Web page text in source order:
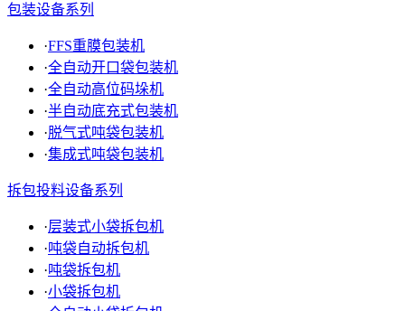
包装设备系列
·FFS重膜包装机
·全自动开口袋包装机
·全自动高位码垛机
·半自动底充式包装机
·脱气式吨袋包装机
·集成式吨袋包装机
拆包投料设备系列
·层装式小袋拆包机
·吨袋自动拆包机
·吨袋拆包机
·小袋拆包机